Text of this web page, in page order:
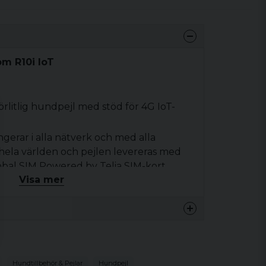
R10i loT
hundpejl med stöd för 4G IoT-
i alla nätverk och med alla
världen och pejlen levereras med
SIM Powered by Telia SIM-kort
dig av naturupplevelsen på ett helt
med skalltid
Visa mer
Hundtillbehör & Pejlar Hundpejl